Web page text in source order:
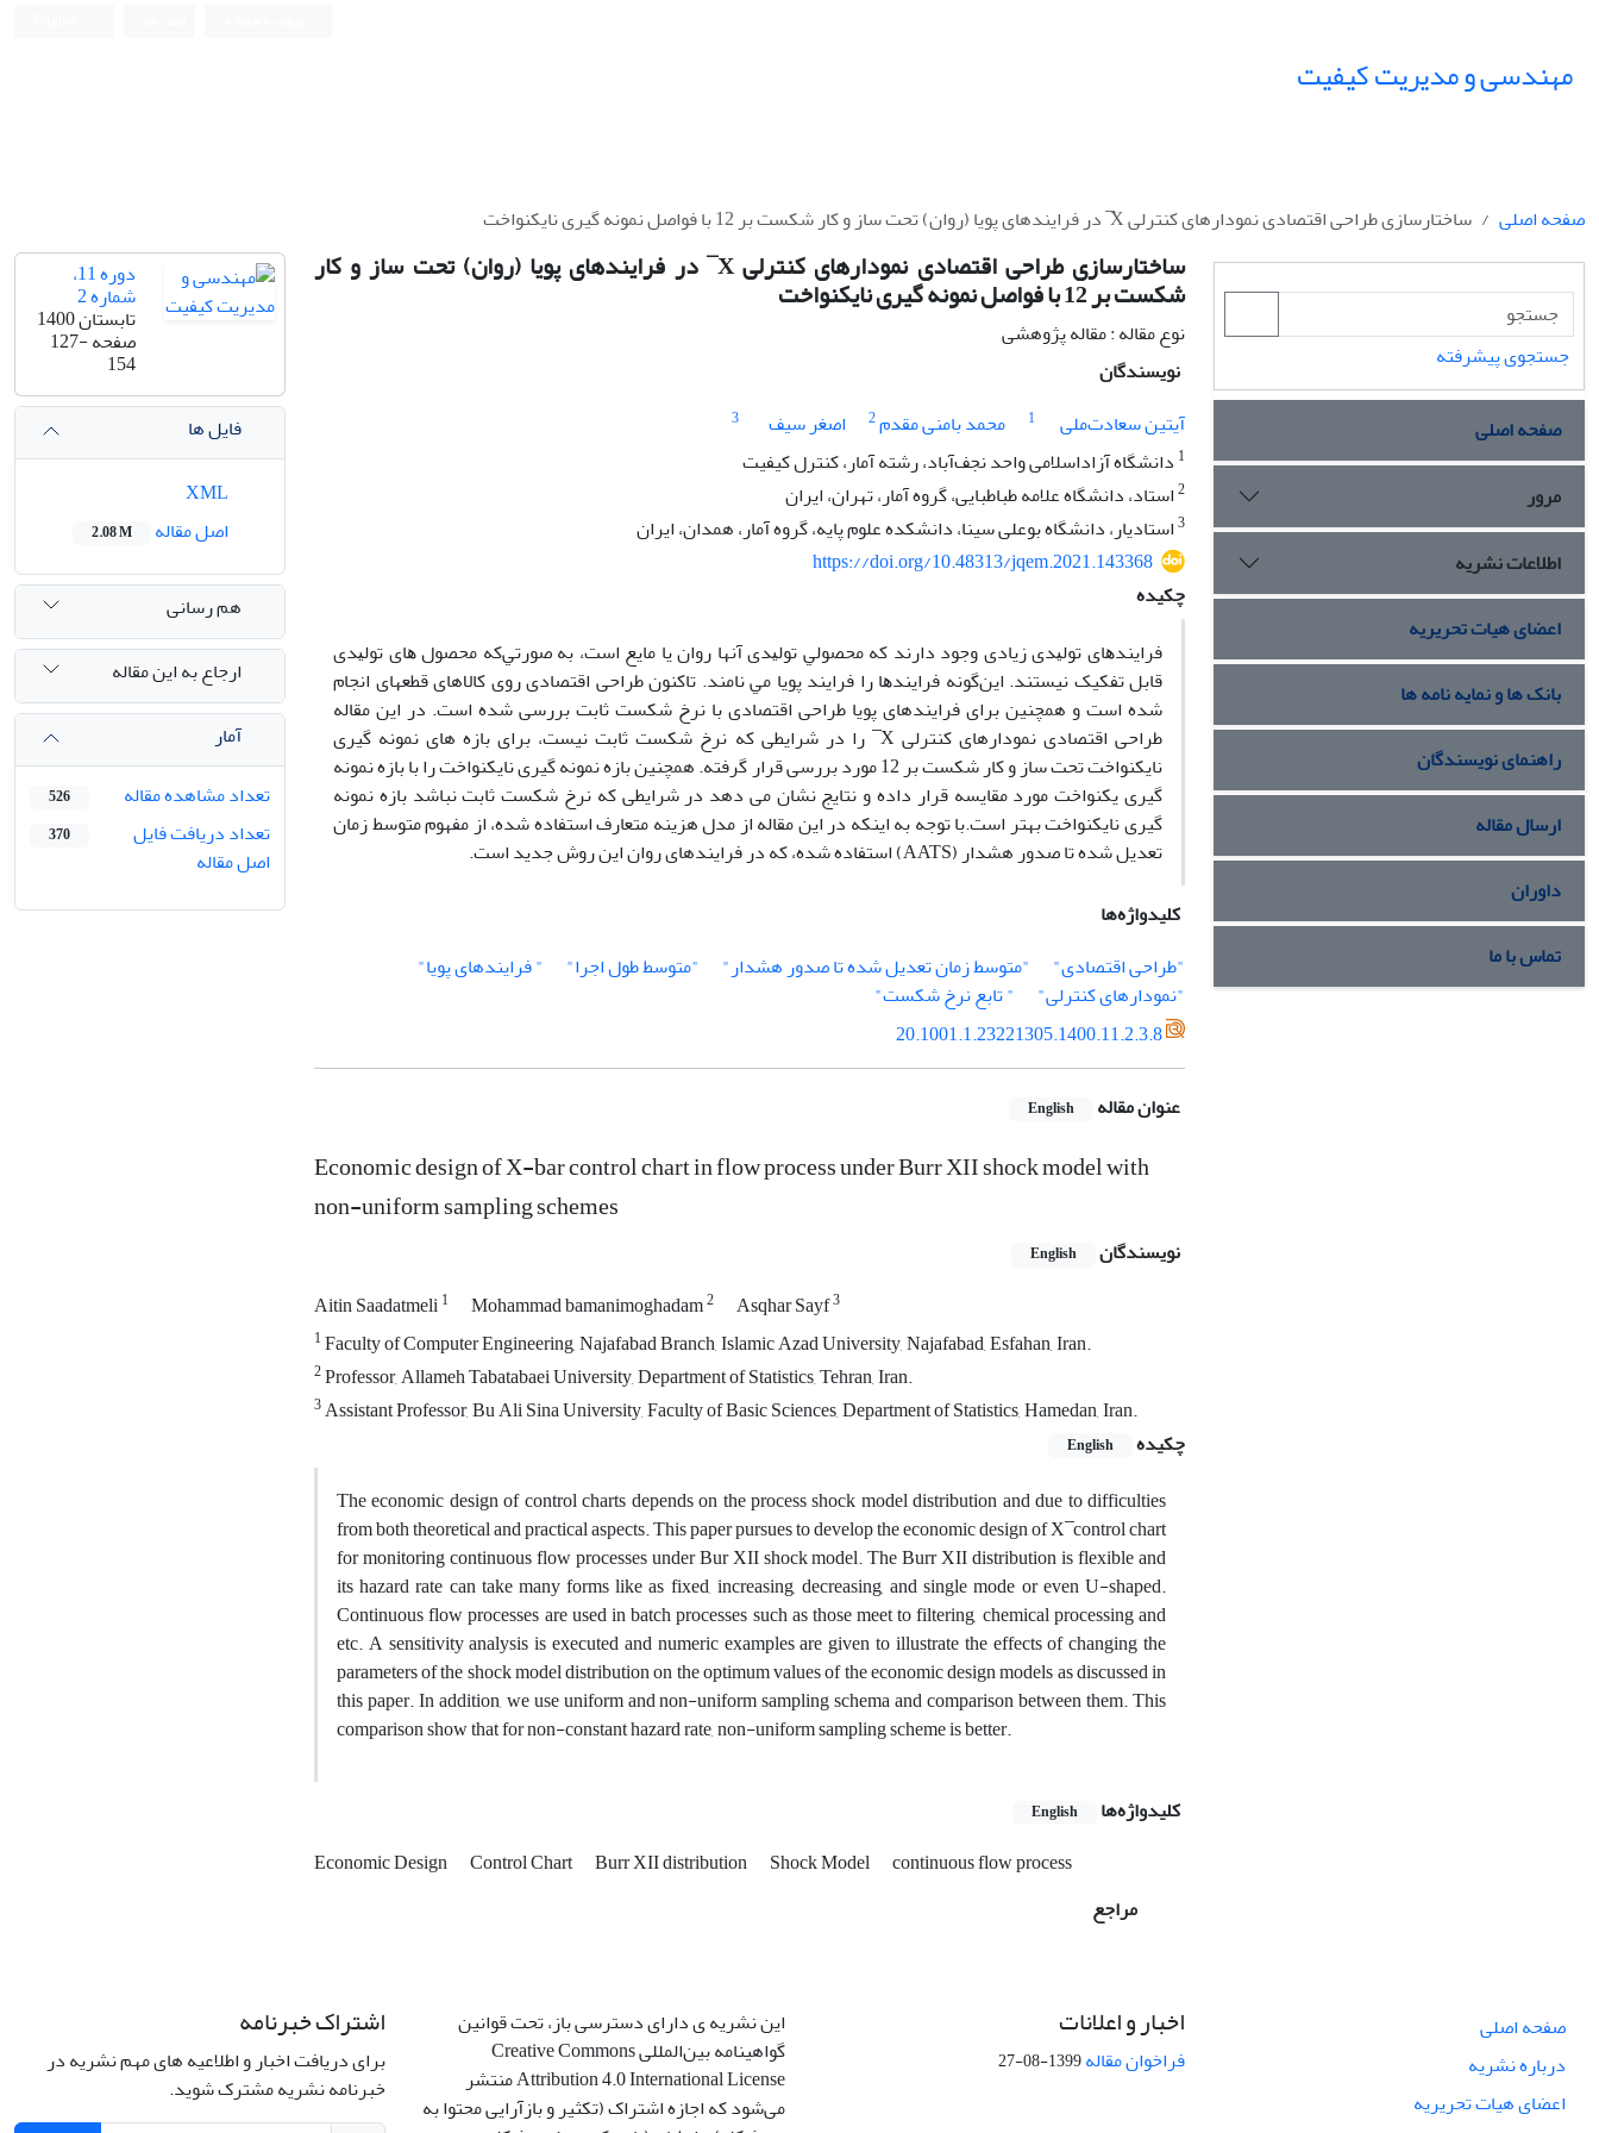
مهندسی و مدیریت کیفیت
صفحه اصلی ساختارسازی طراحی اقتصادی نمودارهای کنترلی X ̅ در فرایندهای پویا (روان) تحت ساز و کار شکست بر 12 با فواصل نمونه گیری نایکنواخت
ساختارسازی طراحی اقتصادی نمودارهای کنترلی X ̅ در فرایندهای پویا (روان) تحت ساز و کار
شکست بر 12 با فواصل نمونه گیری نایکنواخت
نوع مقاله : مقاله پژوهشی
نویسندگان
آیتین سعادت‌ملی
1 محمد بامنی مقدم2 اصغر سیف
3
1 دانشگاه آزاداسلامی واحد نجف‌آباد، رشته آمار، کنترل کیفیت
2استاد، دانشگاه علامه طباطبایی، گروه آمار، تهران، ایران
3استادیار، دانشگاه بوعلی سینا، دانشکده علوم پایه، گروه آمار، همدان، ایران
https://doi.org/10.48313/jqem.2021.143368
چکیده
ﻓﺮاﻳﻨﺪﻫﺎی ﺗﻮﻟﻴﺪی زﻳﺎدی وﺟﻮد دارﻧﺪ ﻛﻪ ﻣﺤﺼﻮﻟﻲ ﺗﻮﻟﻴﺪی آنها روان ﻳﺎ ﻣﺎﻳﻊ اﺳﺖ، ﺑﻪ ﺻﻮرﺗﻲﻛﻪ ﻣﺤﺼﻮل ﻫﺎی ﺗﻮﻟﻴﺪی
ﻗﺎﺑﻞ تفکیک نیستند. اﻳﻦﮔﻮﻧﻪ ﻓﺮاﻳﻨﺪﻫﺎ را ﻓﺮاﻳﻨﺪ ﭘﻮﻳﺎ ﻣﻲ ﻧﺎﻣﻨﺪ. تاکنون طراحی اقتصادی روی کالاهای قطعه‏ای انجام
شده است و همچنین برای فرایندهای پویا طراحی اقتصادی با نرخ شکست ثابت بررسی شده است. در این مقاله
طراحی اقتصادی نمودارهای کنترلی X ̅ را در شرایطی که نرخ شکست ثابت نیست، برای بازه ‏های نمونه ‏گیری
نایکنواخت تحت ساز و کار شکست بر 12 مورد بررسی قرار گرفته. همچنین بازه‏ نمونه ‏گیری نایکنواخت را با بازه نمونه
‏گیری یکنواخت مورد مقایسه قرار داده و نتایج نشان می دهد در شرایطی که نرخ شکست ثابت نباشد بازه نمونه
‏گیری نایکنواخت بهتر است.با توجه به اینکه در این مقاله از مدل هزینه متعارف استفاده شده، از مفهوم متوسط زمان
تعدیل شده تا صدور هشدار (AATS) استفاده شده، که در فرایندهای روان این روش جدید است.
کلیدواژه‌ها
"طراحی اقتصادی"
"متوسط زمان تعدیل شده تا صدور هشدار" "متوسط طول اجرا"
" فرایندهای پویا"
"نمودارهای کنترلی"
" تابع نرخ شکست"
20.1001.1.23221305.1400.11.2.3.8
عنوان مقاله English
Economic design of X-bar control chart in flow process under Burr XII shock model with
non-uniform sampling schemes
نویسندگان English
Aitin Saadatmeli1 Mohammad bamanimoghadam2 Asqhar Sayf3
1Faculty of Computer Engineering, Najafabad Branch, Islamic Azad University, Najafabad, Esfahan, Iran.
2Professor, Allameh Tabatabaei University, Department of Statistics, Tehran, Iran.
3Assistant Professor, Bu Ali Sina University, Faculty of Basic Sciences, Department of Statistics, Hamedan, Iran.
چکیده
English
The economic design of control charts depends on the process shock model distribution and due to difficulties
from both theoretical and practical aspects. This paper pursues to develop the economic design of X ̅ control chart
for monitoring continuous flow processes under Bur XII shock model. The Burr XII distribution is flexible and
its hazard rate can take many forms like as fixed, increasing, decreasing, and single mode or even U-shaped.
Continuous flow processes are used in batch processes such as those meet to filtering, chemical processing and
etc. A sensitivity analysis is executed and numeric examples are given to illustrate the effects of changing the
parameters of the shock model distribution on the optimum values of the economic design models as discussed in
this paper. In addition, we use uniform and non-uniform sampling schema and comparison between them. This
comparison show that for non-constant hazard rate, non-uniform sampling scheme is better.
کلیدواژه‌ها English
Economic Design Control Chart Burr XII distribution Shock Model
continuous flow process
مراجع
دوره 11،
شماره 2
تابستان 1400
صفحه127-
154
فایل ها
اصل مقاله
2.08 M
هم رسانی
ارجاع به این مقاله
آمار
تعداد مشاهده مقاله
526
تعداد دریافت فایل
اصل مقاله
370
جستجوی پیشرفته
صفحه اصلی
مرور
اطلاعات نشریه
اعضای هیات تحریریه
بانک ها و نمایه نامه ها
راهنمای نویسندگان
ارسال مقاله
داوران
تماس با ما
صفحه اصلی
درباره نشریه
اعضای هیات تحریریه
اخبار و اعلانات
فراخوان مقاله1399-08-27
این نشریه ی دارای دسترسی باز، تحت قوانین
گواهینامه بین‌المللی Creative Commons
Attribution 4.0 International License منتشر
می‌شود که اجازه اشتراک (تکثیر و بازآرایی محتوا به
اشتراک خبرنامه
برای دریافت اخبار و اطلاعیه های مهم نشریه در
خبرنامه نشریه مشترک شوید.